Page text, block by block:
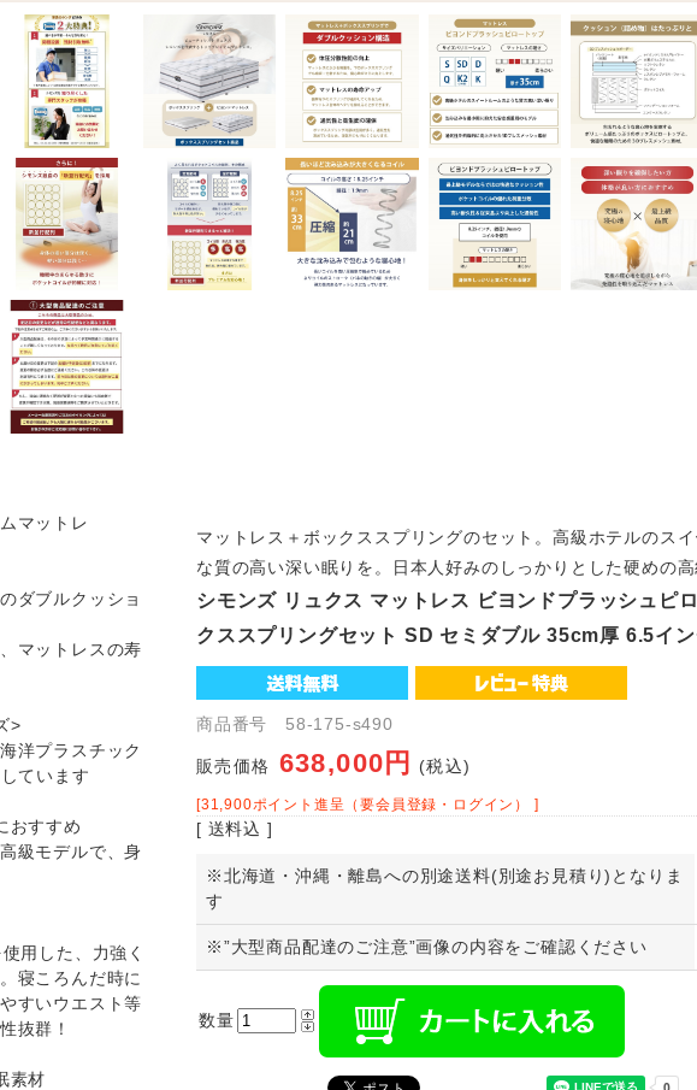
マットレ
ダブルクッショ
マットレスの寿
>
洋プラスチック
ています
おすすめ
級モデルで、身
用した、力強く
寝ころんだ時に
すいウエスト等
抜群！
素材
マットレス＋ボックススプリングのセット。高級ホテルのス
な質の高い深い眠りを。日本人好みのしっかりとした硬めの高
シモンズ リュクス マットレス ビヨンドプラッシュピ
クススプリングセット SD セミダブル 35cm厚 6.5イ
商品番号 58-175-s490
販売価格 638,000円 (税込)
[31,900ポイント進呈（要会員登録・ログイン） ]
[ 送料込 ]
※北海道・沖縄・離島への別途送料(別途お見積り)となりま
す
※”大型商品配達のご注意”画像の内容をご確認ください
数量